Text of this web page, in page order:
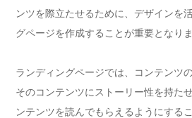
ンツを際立たせるために、デザインを
グページを作成することが重要となりま
ランディングページでは、コンテンツ
そのコンテンツにストーリー性を持た
ンテンツを読んでもらえるようにする